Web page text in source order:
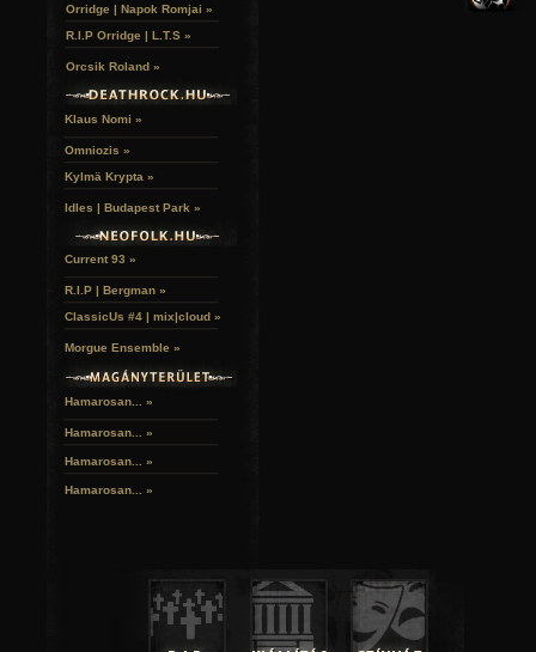
Orridge | Napok Romjai »
R.I.P Orridge | L.T.S »
Orcsik Roland »
Klaus Nomi »
Omniozis »
Kylmä Krypta »
Idles | Budapest Park »
Current 93 »
R.I.P | Bergman »
ClassicUs #4 | mix|cloud »
Morgue Ensemble »
Hamarosan... »
Hamarosan... »
Hamarosan... »
Hamarosan... »